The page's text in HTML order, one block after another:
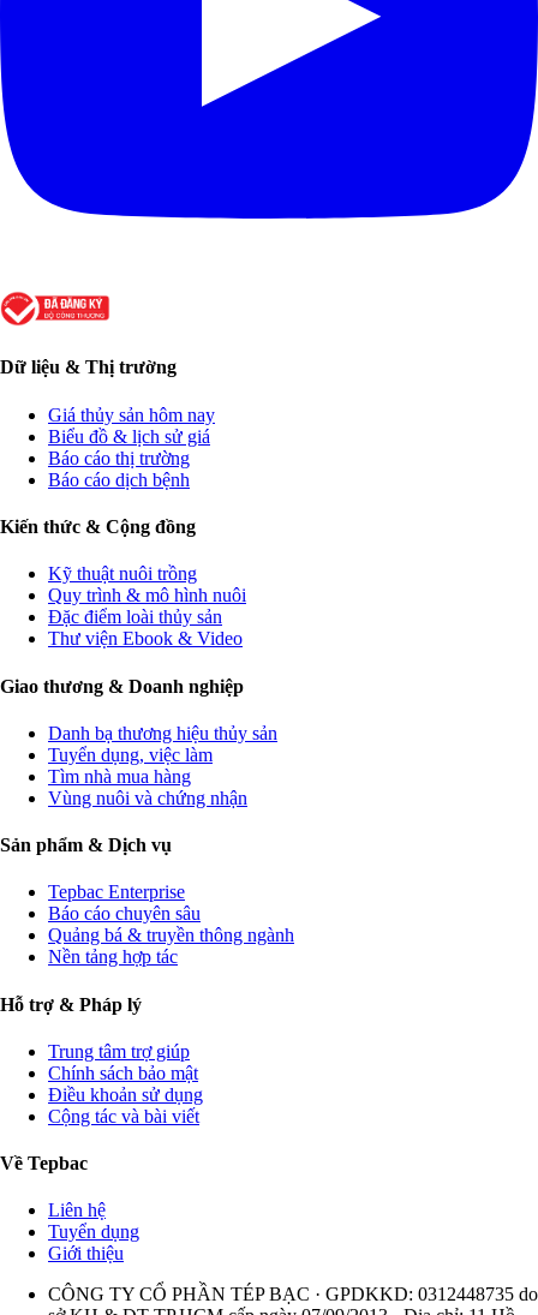
Dữ liệu & Thị trường
Giá thủy sản hôm nay
Biểu đồ & lịch sử giá
Báo cáo thị trường
Báo cáo dịch bệnh
Kiến thức & Cộng đồng
Kỹ thuật nuôi trồng
Quy trình & mô hình nuôi
Đặc điểm loài thủy sản
Thư viện Ebook & Video
Giao thương & Doanh nghiệp
Danh bạ thương hiệu thủy sản
Tuyển dụng, việc làm
Tìm nhà mua hàng
Vùng nuôi và chứng nhận
Sản phẩm & Dịch vụ
Tepbac Enterprise
Báo cáo chuyên sâu
Quảng bá & truyền thông ngành
Nền tảng hợp tác
Hỗ trợ & Pháp lý
Trung tâm trợ giúp
Chính sách bảo mật
Điều khoản sử dụng
Cộng tác và bài viết
Về Tepbac
Liên hệ
Tuyển dụng
Giới thiệu
CÔNG TY CỔ PHẦN TÉP BẠC · GPDKKD: 0312448735 do